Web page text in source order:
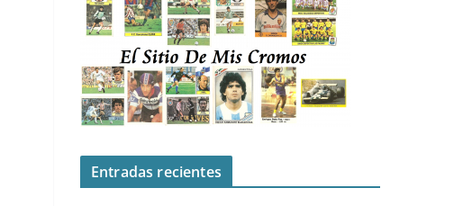
Entradas recientes